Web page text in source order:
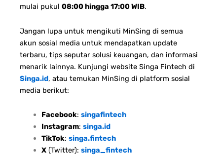
mulai pukul 08:00 hingga 17:00 WIB.
Jangan lupa untuk mengikuti MinSing di semua
akun sosial media untuk mendapatkan update
terbaru, tips seputar solusi keuangan, dan informasi
menarik lainnya. Kunjungi website Singa Fintech di
Singa.id, atau temukan MinSing di platform sosial
media berikut:
Facebook: singafintech
Instagram: singa.id
TikTok: singa.fintech
X(Twitter): singa_fintech